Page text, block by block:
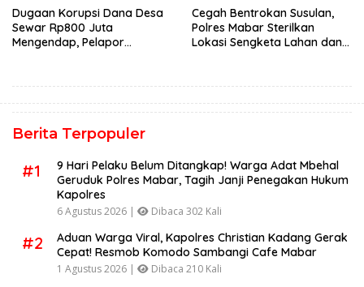
Dugaan Korupsi Dana Desa
Sewar Rp800 Juta
Mengendap, Pelapor
Cegah Bentrokan Susulan,
Polres Mabar Sterilkan
Lokasi Sengketa Lahan dan
Berita Terpopuler
#1
9 Hari Pelaku Belum Ditangkap! Warga Adat Mbehal
Geruduk Polres Mabar, Tagih Janji Penegakan Hukum
Kapolres
6 Agustus 2026 | Dibaca 302 Kali
#2
Aduan Warga Viral, Kapolres Christian Kadang Gerak
Cepat! Resmob Komodo Sambangi Cafe Mabar
1 Agustus 2026 | Dibaca 210 Kali